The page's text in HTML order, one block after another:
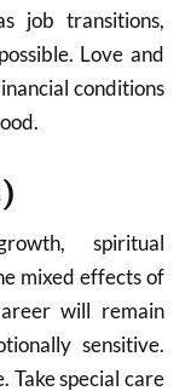
job transitions,
Love and
conditions
spiritual
mixed effects of
will remain
sensitive.
Take special care